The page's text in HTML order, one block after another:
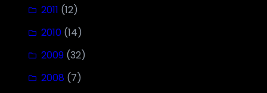
2011 (12)
2010 (14)
2009 (32)
2008 (7)